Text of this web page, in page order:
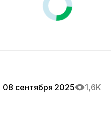
: 08 сентября 2025
1,6K